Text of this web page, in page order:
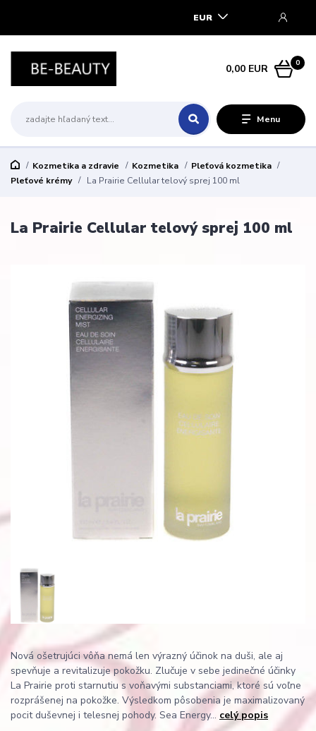
Menu
EUR
0
0,00 EUR
Kozmetika a zdravie Kozmetika
Pleťová kozmetika
Pleťové krémy
La Prairie Cellular telový sprej 100 ml
La Prairie Cellular telový sprej 100 ml
Nová ošetrujúci vôňa nemá len výrazný účinok na duši, ale aj
spevňuje a revitalizuje pokožku. Zlučuje v sebe jedinečné účinky
La Prairie proti starnutiu s voňavými substanciami, ktoré sú voľne
rozprášenej na pokožke. Výsledkom pôsobenia je maximalizovaný
pocit duševnej i telesnej pohody. Sea Energy... celý popis